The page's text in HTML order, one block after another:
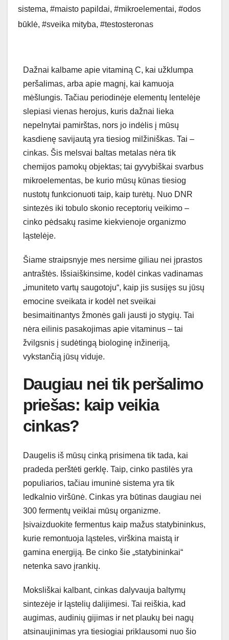
sistema, #maisto papildai, #mikroelementai, #odos
būklė, #sveika mityba, #testosteronas
Dažnai kalbame apie vitaminą C, kai užklumpa
peršalimas, arba apie magnį, kai kamuoja
mėšlungis. Tačiau periodinėje elementų lentelėje
slepiasi vienas herojus, kuris dažnai lieka
nepelnytai pamirštas, nors jo indėlis į mūsų
kasdienę savijautą yra tiesiog milžiniškas. Tai –
cinkas. Šis melsvai baltas metalas nėra tik
chemijos pamokų objektas; tai gyvybiškai svarbus
mikroelementas, be kurio mūsų kūnas tiesiog
nustotų funkcionuoti taip, kaip turėtų. Nuo DNR
sintezės iki tobulo skonio receptorių veikimo –
cinko pėdsakų rasime kiekvienoje organizmo
ląstelėje.
Šiame straipsnyje mes nersime giliau nei įprastos
antraštės. Išsiaiškinsime, kodėl cinkas vadinamas
„imuniteto vartų saugotoju“, kaip jis susijęs su jūsų
emocine sveikata ir kodėl net sveikai
besimaitinantys žmonės gali jausti jo stygių. Tai
nėra eilinis pasakojimas apie vitaminus – tai
žvilgsnis į sudėtingą biologinę inžineriją,
vykstančią jūsų viduje.
Daugiau nei tik peršalimo
priešas: kaip veikia
cinkas?
Daugelis iš mūsų cinką prisimena tik tada, kai
pradeda perštėti gerklę. Taip, cinko pastilės yra
populiarios, tačiau imuninė sistema yra tik
ledkalnio viršūnė. Cinkas yra būtinas daugiau nei
300 fermentų veiklai mūsų organizme.
Įsivaizduokite fermentus kaip mažus statybininkus,
kurie remontuoja ląsteles, virškina maistą ir
gamina energiją. Be cinko šie „statybininkai“
netenka savo įrankių.
Moksliškai kalbant, cinkas dalyvauja baltymų
sintezėje ir ląstelių dalijimesi. Tai reiškia, kad
augimas, audinių gijimas ir net plaukų bei nagų
atsinaujinimas yra tiesiogiai priklausomi nuo šio